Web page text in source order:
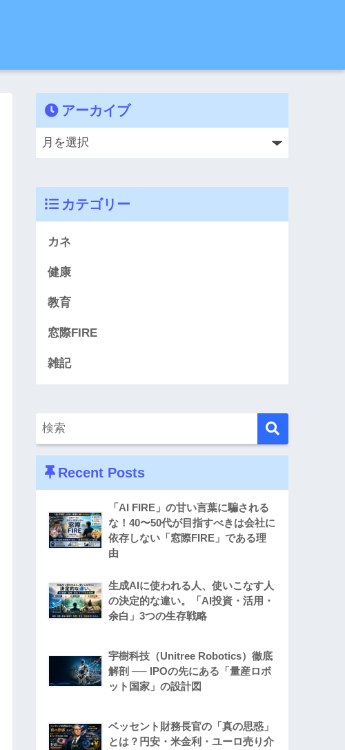
アーカイブ
カテゴリー
カネ
健康
教育
窓際FIRE
雑記
Recent Posts
「AI FIRE」の甘い言葉に騙される
な！40〜50代が目指すべきは会社に
依存しない「窓際FIRE」である理
由
生成AIに使われる人、使いこなす人
の決定的な違い。「AI投資・活用・
余白」3つの生存戦略
宇樹科技（Unitree Robotics）徹底
解剖 ── IPOの先にある「量産ロボ
ット国家」の設計図
ベッセント財務長官の「真の思惑」
とは？円安・米金利・ユーロ売り介